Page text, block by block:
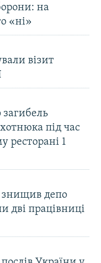
на
«ні»
візит
під час
ресторані 1
знищив депо
дві працівниці